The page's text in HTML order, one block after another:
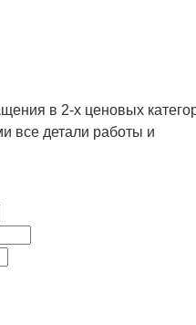
в 2-х ценовых
все детали работы и